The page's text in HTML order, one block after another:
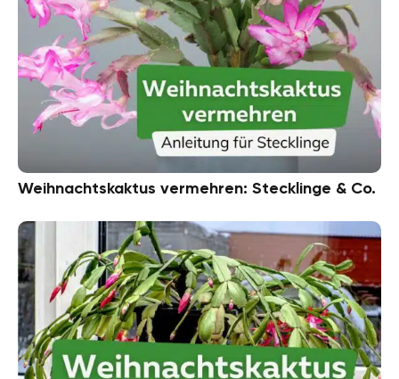
Weihnachtskaktus vermehren: Stecklinge & Co.